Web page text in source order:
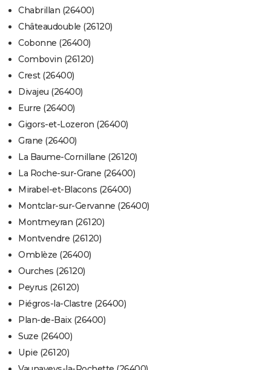
Chabrillan (26400)
Châteaudouble (26120)
Cobonne (26400)
Combovin (26120)
Crest (26400)
Divajeu (26400)
Eurre (26400)
Gigors-et-Lozeron (26400)
Grane (26400)
La Baume-Cornillane (26120)
La Roche-sur-Grane (26400)
Mirabel-et-Blacons (26400)
Montclar-sur-Gervanne (26400)
Montmeyran (26120)
Montvendre (26120)
Omblèze (26400)
Ourches (26120)
Peyrus (26120)
Piégros-la-Clastre (26400)
Plan-de-Baix (26400)
Suze (26400)
Upie (26120)